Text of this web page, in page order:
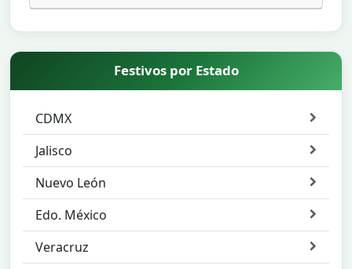
Festivos por Estado
CDMX
Jalisco
Nuevo León
Edo. México
Veracruz